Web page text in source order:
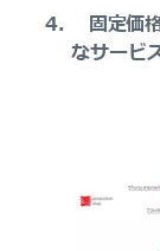
固定価
なサービ